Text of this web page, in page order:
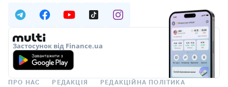
Застосунок від Finance.ua
ПРО НАС РЕДАКЦІЯ РЕДАКЦІЙНА ПОЛІТИКА